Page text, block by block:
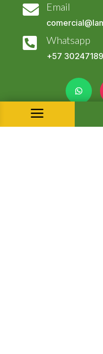
 Email
 Whatsapp
+57
a